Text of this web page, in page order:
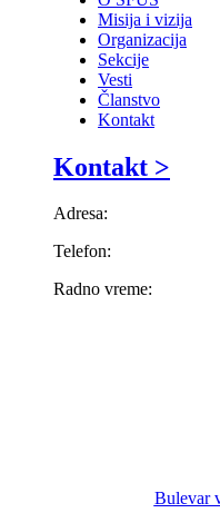
Misija i vizija
Organizacija
Sekcije
Vesti
Članstvo
Kontakt
Kontakt >
Adresa:
Telefon:
Radno vreme:
Bulevar